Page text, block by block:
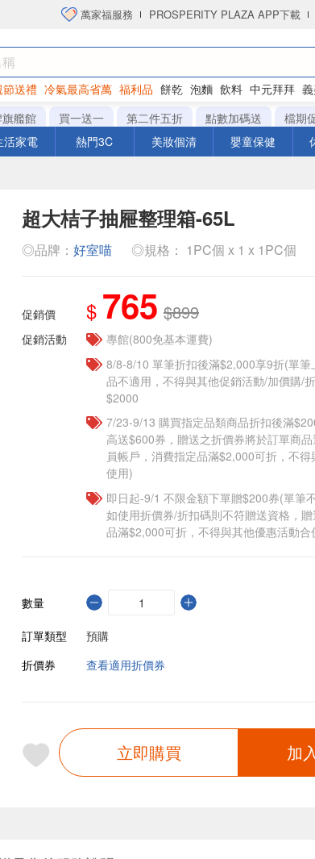
萬家福服務 PROSPERITY PLAZA APP下載
送禮 冷氣最高省萬 福利品 餅乾 泡麵 飲料 中元拜拜
艦館 買一送一 第二件五折 點數加碼送
檔期
活家電 熱門3C 美妝個清 嬰童保健
超大桔子抽屜整理箱-65L
◎品牌： 好室喵 ◎規格： 1PC個 x 1 x 1PC個
促銷價 $ 765 $899
促銷活動
專館(800免基本運費)
8/8-8/10 單筆折扣後滿$2,000享9折(單
品不適用，不得與其他促銷活動/加價購/
$2000
7/23-9/13 購買指定品類商品折扣後滿
高送$600券，贈送之折價券將於訂單商
員帳戶，消費指定品滿$2,000可折，不
使用)
即日起-9/1 不限金額下單贈$200券(單筆
如使用折價券/折扣碼則不符贈送資格，
品滿$2,000可折，不得與其他優惠活動合
數量
訂單類型
預購
折價券
查看適用折價券
立即購買 加